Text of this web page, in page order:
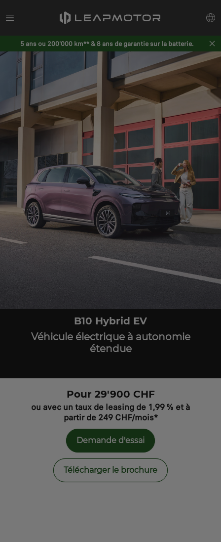
5 ans ou 200'000 km** & 8 ans de garantie sur la batterie.
B10 Hybrid EV
Véhicule électrique à autonomie
étendue
Pour 29'900 CHF
ou avec un taux de leasing de 1,99 % et à
partir de 249 CHF/mois*
Demande d'essai
Télécharger le brochure